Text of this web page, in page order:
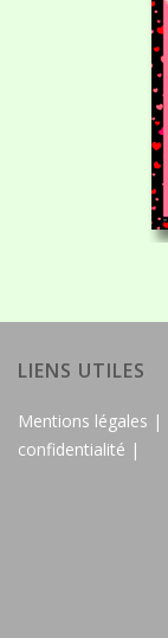
LIENS UTILES
Mentions légales |
confidentialité |